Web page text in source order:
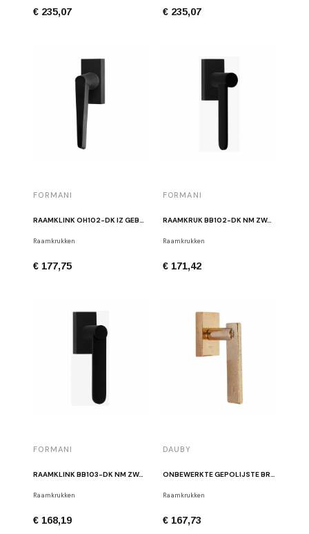
€ 235,07 € 235,07
FORMANI
RAAMKLINK OH102-DK IZ GEBORSTELD ZWART
Raamkrukken
€ 177,75
FORMANI
RAAMKRUK BB102-DK NM ZWART
Raamkrukken
€ 171,42
FORMANI
RAAMKLINK BB103-DK NM ZWART
Raamkrukken
€ 168,19
DAUBY
ONBEWERKTE GEPOLIJSTE BRONZEN RAAMKRUK PH2017 DK RBP
Raamkrukken
€ 167,73